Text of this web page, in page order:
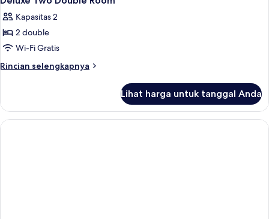
Kapasitas 2
2 double
Wi-Fi Gratis
Rincian selengkapnya
Rincian
Deluxe
Two
Double
Lihat harga untuk tanggal Anda